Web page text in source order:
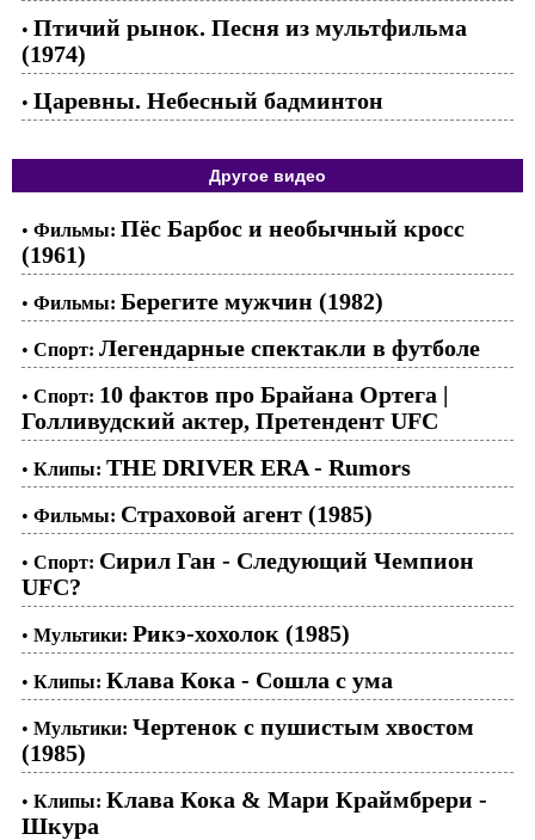
• Птичий рынок. Песня из мультфильма
(1974)
• Царевны. Небесный бадминтон
Другое видео
• Фильмы: Пёс Барбос и необычный кросс
(1961)
• Фильмы: Берегите мужчин (1982)
• Спорт: Легендарные спектакли в футболе
• Спорт: 10 фактов про Брайана Ортега |
Голливудский актер, Претендент UFC
• Клипы: THE DRIVER ERA - Rumors
• Фильмы: Страховой агент (1985)
• Спорт: Сирил Ган - Следующий Чемпион
UFC?
• Мультики: Рикэ-хохолок (1985)
• Клипы: Клава Кока - Сошла с ума
• Мультики: Чертенок с пушистым хвостом
(1985)
• Клипы: Клава Кока & Мари Краймбрери -
Шкура